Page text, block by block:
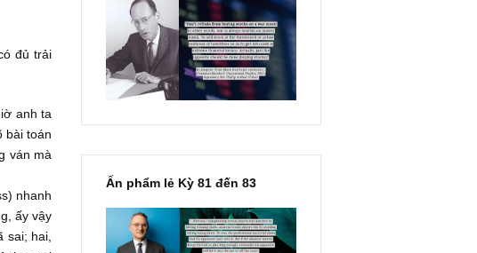
chúng ta có đủ trải
“Đừng sợ mua cổ phiếu dài
hạn chỉ vì chiến tranh”, ngài
Philip Fisher